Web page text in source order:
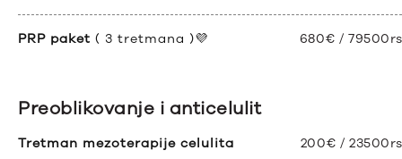
PRP paket ( 3 tretmana )💜 680€ /
Preoblikovanje i anticelulit
Tretman mezoterapije celulita 200€ /